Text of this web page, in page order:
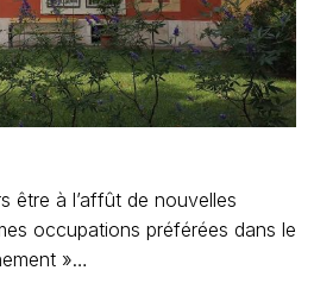
être à l’affût de nouvelles
occupations préférées dans le
»…